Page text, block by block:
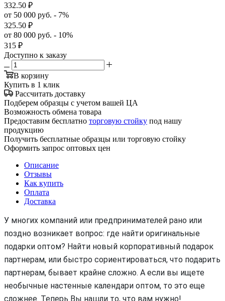
332.50 ₽
от 50 000 руб. - 7%
325.50 ₽
от 80 000 руб. - 10%
315 ₽
Доступно к заказу
В корзину
Купить в 1 клик
Рассчитать доставку
Подберем образцы с учетом вашей ЦА
Возможность обмена товара
Предоставим бесплатно торговую стойку под нашу
продукцию
Получить бесплатные образцы или торговую стойку
Оформить запрос оптовых цен
Описание
Отзывы
Как купить
Оплата
Доставка
У многих компаний или предпринимателей рано или
поздно возникает вопрос: где найти оригинальные
подарки оптом? Найти новый корпоративный подарок
партнерам, или быстро сориентироваться, что подарить
партнерам, бывает крайне сложно. А если вы ищете
необычные настенные календари оптом, то это еще
сложнее. Теперь Вы нашли то, что вам нужно!